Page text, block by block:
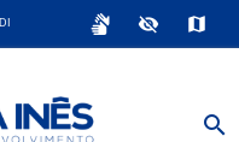
sign_language visibility_off map
search